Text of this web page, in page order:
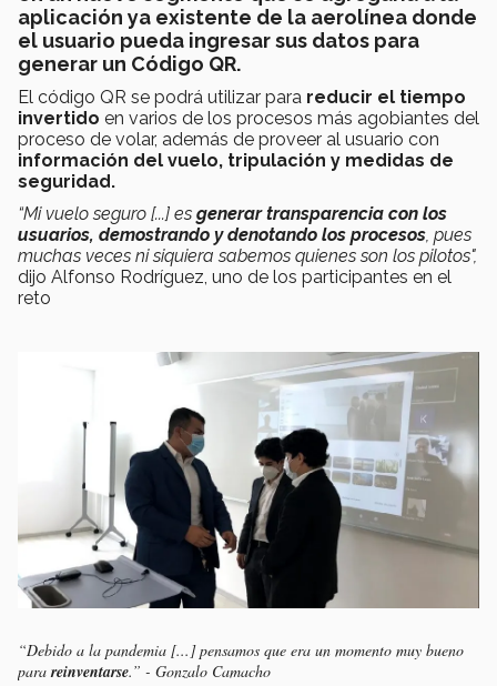
aplicación ya existente de la aerolínea donde
el usuario pueda ingresar sus datos para
generar un Código QR.
El código QR se podrá utilizar para reducir el tiempo
invertido en varios de los procesos más agobiantes del
proceso de volar, además de proveer al usuario con
información del vuelo, tripulación y medidas de
seguridad.
“Mi vuelo seguro [...] es generar transparencia con los
usuarios, demostrando y denotando los procesos , pues
muchas veces ni siquiera sabemos quienes son los pilotos",
dijo Alfonso Rodríguez, uno de los participantes en el
reto
“Debido a la pandemia [...] pensamos que era un momento muy bueno
parareinventarse.” - Gonzalo Camacho